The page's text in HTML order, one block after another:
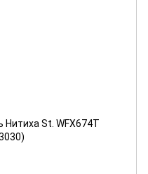
St. WFX674T